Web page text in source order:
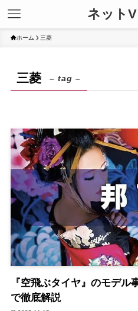
ネット
ホーム 三菱
三菱 – tag –
『空飛ぶタイヤ』のモデル
で徹底解説